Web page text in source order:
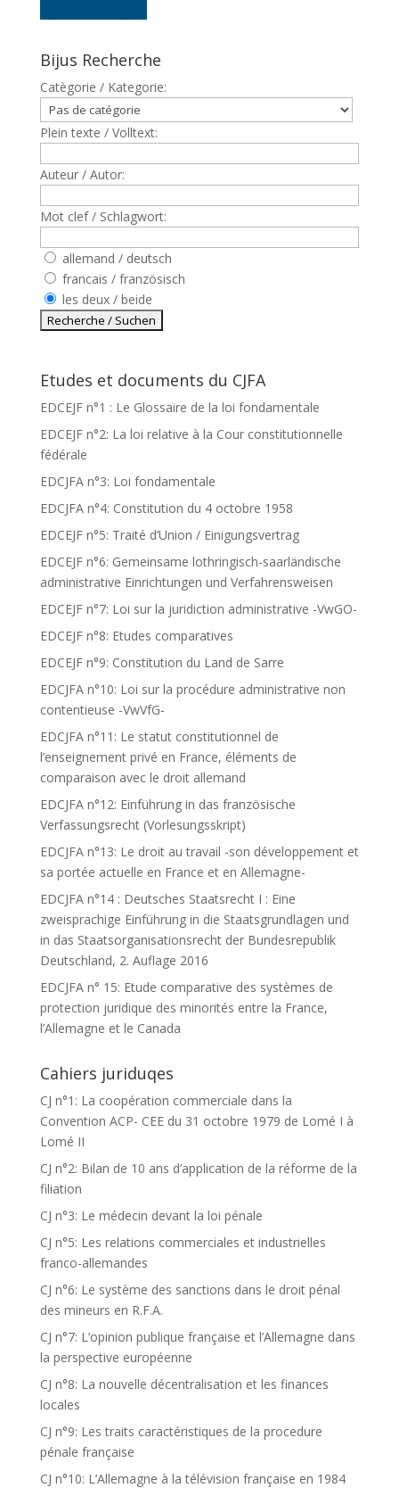
Bijus Recherche
Catègorie / Kategorie:
Plein texte / Volltext:
Auteur / Autor:
Mot clef / Schlagwort:
allemand / deutsch
francais / französisch
les deux / beide
Etudes et documents du CJFA
EDCEJF n°1 : Le Glossaire de la loi fondamentale
EDCEJF n°2: La loi relative à la Cour constitutionnelle
fédérale
EDCJFA n°3: Loi fondamentale
EDCJFA n°4: Constitution du 4 octobre 1958
EDCEJF n°5: Traité d’Union / Einigungsvertrag
EDCEJF n°6: Gemeinsame lothringisch-saarländische
administrative Einrichtungen und Verfahrensweisen
EDCEJF n°7: Loi sur la juridiction administrative -VwGO-
EDCEJF n°8: Etudes comparatives
EDCEJF n°9: Constitution du Land de Sarre
EDCJFA n°10: Loi sur la procédure administrative non
contentieuse -VwVfG-
EDCJFA n°11: Le statut constitutionnel de
l’enseignement privé en France, éléments de
comparaison avec le droit allemand
EDCJFA n°12: Einführung in das französische
Verfassungsrecht (Vorlesungsskript)
EDCJFA n°13: Le droit au travail -son développement et
sa portée actuelle en France et en Allemagne-
EDCJFA n°14 : Deutsches Staatsrecht I : Eine
zweisprachige Einführung in die Staatsgrundlagen und
in das Staatsorganisationsrecht der Bundesrepublik
Deutschland, 2. Auflage 2016
EDCJFA n° 15: Etude comparative des systèmes de
protection juridique des minorités entre la France,
l’Allemagne et le Canada
Cahiers juriduqes
CJ n°1: La coopération commerciale dans la
Convention ACP- CEE du 31 octobre 1979 de Lomé I à
Lomé II
CJ n°2: Bilan de 10 ans d’application de la réforme de la
filiation
CJ n°3: Le médecin devant la loi pénale
CJ n°5: Les relations commerciales et industrielles
franco-allemandes
CJ n°6: Le système des sanctions dans le droit pénal
des mineurs en R.F.A.
CJ n°7: L’opinion publique française et l’Allemagne dans
la perspective européenne
CJ n°8: La nouvelle décentralisation et les finances
locales
CJ n°9: Les traits caractéristiques de la procedure
pénale française
CJ n°10: L’Allemagne à la télévision française en 1984